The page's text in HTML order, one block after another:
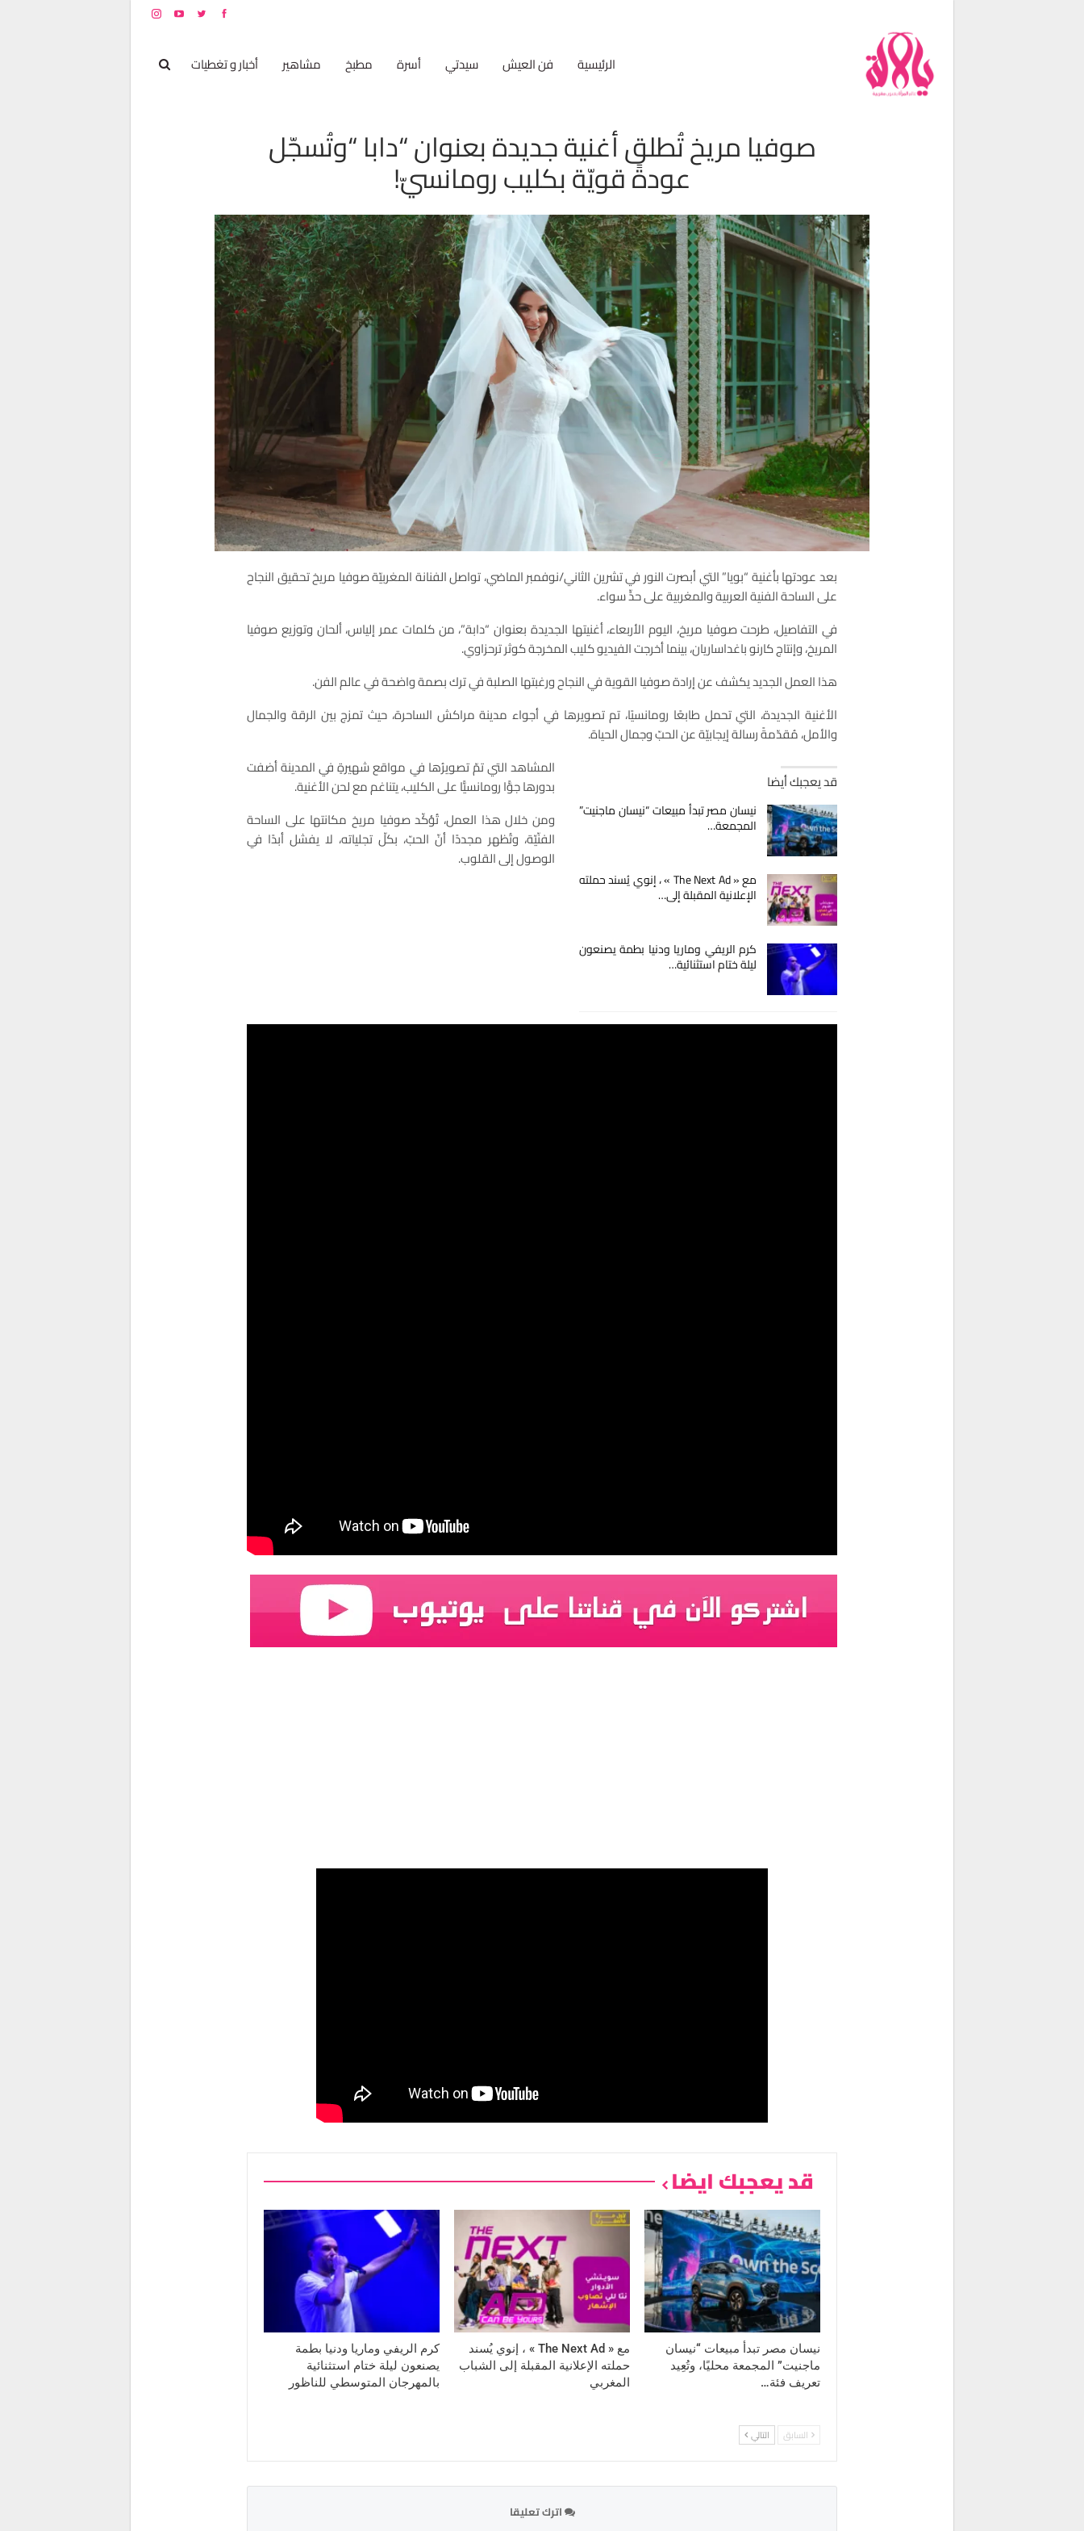
الرئيسية فن العيش سيدتي أسرة مطبخ مشاهير أخبار و تغطيات
صوفيا مريخ تُطلق أغنية جديدة بعنوان “دابا “وتُسجّل
عودةً قويّة بكليب رومانسيّ!
بعد عودتها بأغنية “بويا” التي أبصرت النور في تشرين الثاني/نوفمبر الماضي، تواصل الفنانة المغربيّة صوفيا مريخ تحقيق النجاح
على الساحة الفنية العربية والمغربية على حدٍّ سواء.
في التفاصيل، طرحت صوفيا مريخ، اليوم الأربعاء، أغنيتها الجديدة بعنوان “دابة”، من كلمات عمر إلياس، ألحان وتوزيع صوفيا
المريخ، وإنتاج كارنو باغداساريان، بينما أخرجت الفيديو كليب المخرجة كوثر ترحزاوي.
هذا العمل الجديد يكشف عن إرادة صوفيا القوية في النجاح ورغبتها الصلبة في ترك بصمة واضحة في عالم الفن.
الأغنية الجديدة، التي تحمل طابعًا رومانسيًا، تم تصويرها في أجواء مدينة مراكش الساحرة، حيث تمزج بين الرقة والجمال
والأمل، مُقدّمةً رسالة إيجابيّة عن الحبّ وجمال الحياة.
قد يعجبك أيضا
نيسان مصر تبدأ مبيعات “نيسان ماجنيت”
المجمعة…
مع « The Next Ad » ، إنوي يُسند حملته
الإعلانية المقبلة إلى…
كرم الريفي وماريا ودنيا بطمة يصنعون
ليلة ختام استثنائية…
المشاهد التي تمّ تصويرُها في مواقع شهيرةٍ في المدينة أضفت
بدورها جوًّا رومانسيًّا على الكليب، يتناغم مع لحن الأغنية.
ومن خلال هذا العمل، تُؤكّد صوفيا مريخ مكانتها على الساحة
الفنّيّة، وتُظهر مجددًا أنّ الحبّ، بكلّ تجلياته، لا يفشل أبدًا في
الوصول إلى القلوب.
قد يعجبك ايضا
نيسان مصر تبدأ مبيعات “نيسان
ماجنيت” المجمعة محليًا، وتُعِيد
تعريف فئة…
مع « The Next Ad » ، إنوي يُسند
حملته الإعلانية المقبلة إلى الشباب
المغربي
كرم الريفي وماريا ودنيا بطمة
يصنعون ليلة ختام استثنائية
بالمهرجان المتوسطي للناظور
السابق التالي
اترك تعليقا